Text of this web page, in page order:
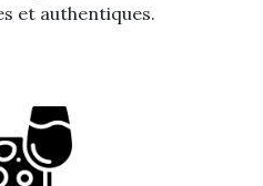
et authentiques.